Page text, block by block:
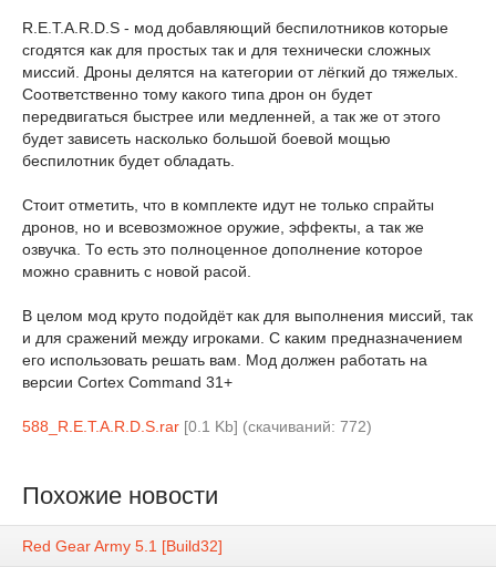
R.E.T.A.R.D.S - мод добавляющий беспилотников которые
сгодятся как для простых так и для технически сложных
миссий. Дроны делятся на категории от лёгкий до тяжелых.
Соответственно тому какого типа дрон он будет
передвигаться быстрее или медленней, а так же от этого
будет зависеть насколько большой боевой мощью
беспилотник будет обладать.
Стоит отметить, что в комплекте идут не только спрайты
дронов, но и всевозможное оружие, эффекты, а так же
озвучка. То есть это полноценное дополнение которое
можно сравнить с новой расой.
В целом мод круто подойдёт как для выполнения миссий, так
и для сражений между игроками. С каким предназначением
его использовать решать вам. Мод должен работать на
версии Cortex Command 31+
588_R.E.T.A.R.D.S.rar [0.1 Kb] (cкачиваний: 772)
Похожие новости
Red Gear Army 5.1 [Build32]